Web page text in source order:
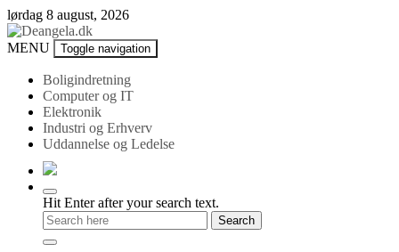
Skip
to
content
lørdag 8 august, 2026
Deangela.dk
MENU Toggle navigation
Boligindretning
Computer og IT
Elektronik
Industri og Erhverv
Uddannelse og Ledelse
Hit Enter after your search text.